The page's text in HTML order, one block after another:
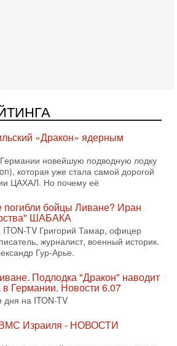
о чём на самом деле
министра Израиля Биньямина
встреча с Дональдом Трампом
чем ответов. Полная
на Нетаниягу! Трамп не
КСИР готовит взрыв!
TV СЕРГЕЙ МИГДАЛЬ, эксперт
офицер запаса
полиции Израиля, автор
ХАМАСа - НОВОСТИ
Дональд Трамп заявил о
соглашения о полном
других вооруженных группировок в
до крайних мер? Разбор и
обозревателя Давида Шарпа
«Дракон» ядерным
новейшую подводную лодку
которая уже стала самой дорогой
ЦАХАЛ. Но почему её
погибли бойцы Ливане? Иран
ШАБАКА
TV Григорий Тамар, офицер
журналист, военный историк.
Гур-Арье.
Подлодка "Дракон" наводит
Германии. Новости 6.07
дня на ITON-TV
ВМС Израиля - НОВОСТИ